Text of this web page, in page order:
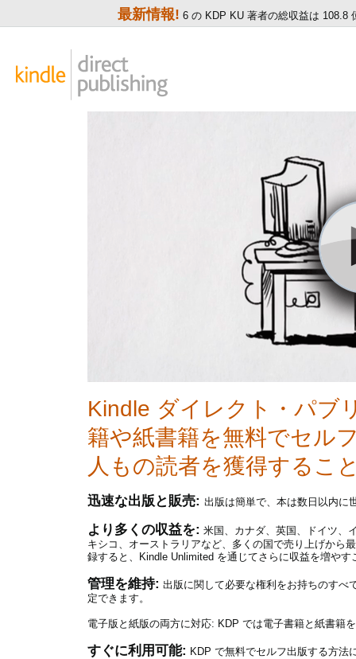
最新情報! 6 の KDP KU 著者の総収益は 108.8
Kindle ダイレクト・パブ
籍や紙書籍を無料でセル
人もの読者を獲得するこ
迅速な出版と販売: 出版は簡単で、本は数日以内に
より多くの収益を: 米国、カナダ、英国、ドイツ、
キシコ、オーストラリアなど、多くの国で売り上げから
録すると、Kindle Unlimited を通じてさらに収益を増やす
管理を維持: 出版に関して必要な権利をお持ちのすべ
定できます。
電子版と紙版の両方に対応: KDP では電子書籍と紙書籍
すぐに利用可能: KDP で無料でセルフ出版する方法